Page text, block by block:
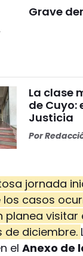
Grave
La clase
de Cuyo:
Justicia
Por
jornada
los casos
planea visitar
de diciembre.
elAnexo de